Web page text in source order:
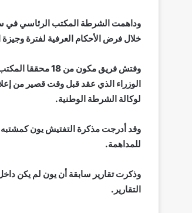
وداهمت الشرطة المكتب الرئاسي في
خلال فرض الأحكام العرفية لفترة
وفتش فريق مكون
الوزراء الذي عقد قبل وقت قصير من
لوكالة الشرطة الوطنية.
وقد أدرجت مذكرة التفتيش يون
للمداهمة.
وذكرت تقارير سابقة أن يون لم يكن
التقارير.